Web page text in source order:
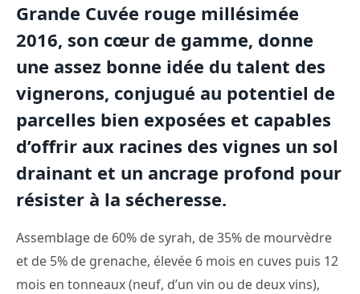
Grande Cuvée rouge millésimée
2016, son cœur de gamme, donne
une assez bonne idée du talent des
vignerons, conjugué au potentiel de
parcelles bien exposées et capables
d’offrir aux racines des vignes un sol
drainant et un ancrage profond pour
résister à la sécheresse.
Assemblage de 60% de syrah, de 35% de mourvèdre
et de 5% de grenache, élevée 6 mois en cuves puis 12
mois en tonneaux (neuf, d’un vin ou de deux vins),